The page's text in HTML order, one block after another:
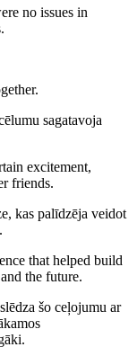
no issues in
sagatavoja
excitement,
friends.
kas palīdzēja veidot
that helped build
the future.
šo ceļojumu ar